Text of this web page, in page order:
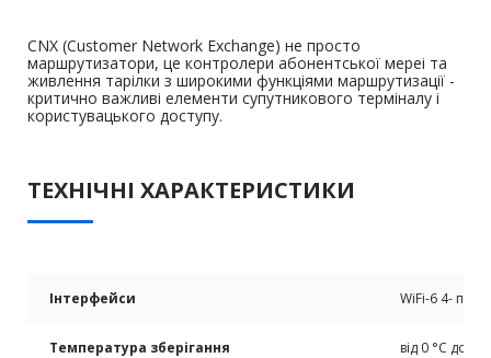
CNX (Customer Network Exchange) не просто
маршрутизатори, це контролери абонентської мереі та
живлення тарілки з широкими функціями маршрутизації -
критично важливі елементи супутникового терміналу і
користувацького доступу.
ТЕХНІЧНІ ХАРАКТЕРИСТИКИ
Інтерфейси WiFi-6 4-
Температура зберігання від 0 °C до